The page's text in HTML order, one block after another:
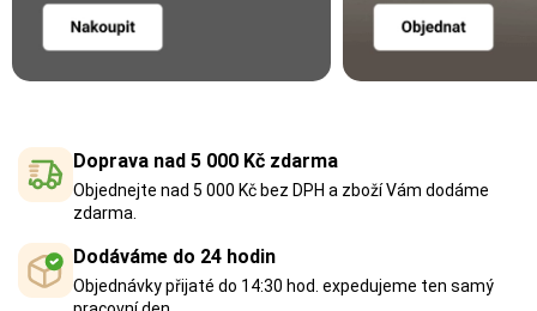
Doprava nad 5 000 Kč zdarma
Objednejte nad 5 000 Kč bez DPH a zboží Vám dodáme
zdarma.
Dodáváme do 24 hodin
Objednávky přijaté do 14:30 hod. expedujeme ten samý